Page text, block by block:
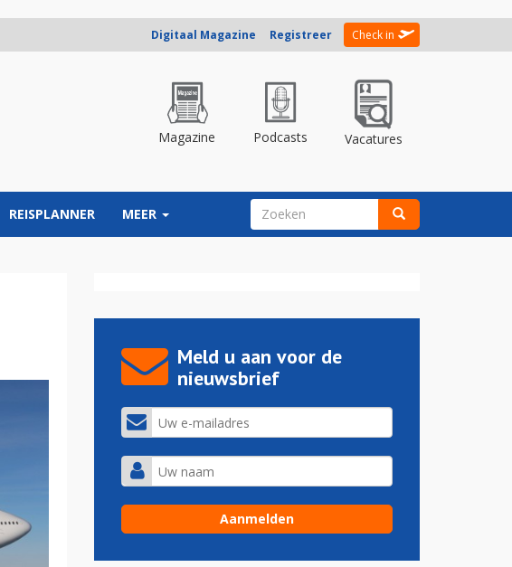
Digitaal Magazine Registreer Check in
Magazine Podcasts Vacatures
REISPLANNER MEER ZOEKVELD
Meld u aan voor de
nieuwsbrief